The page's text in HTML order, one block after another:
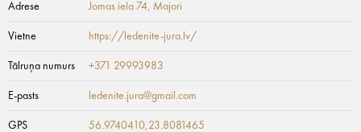
Adrese Jomas iela 74, Majori
Vietne https://ledenite-jura.lv/
Tālruņa numurs +371 29993983
E-pasts ledenite.jura@gmail.com
GPS 56.9740410,23.8081465